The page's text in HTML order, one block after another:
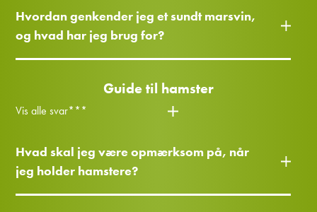
Hvordan genkender jeg et sundt marsvin,
og hvad har jeg brug for?
Guide til hamster
Vis alle svar***
Hvad skal jeg være opmærksom på, når
jeg holder hamstere?